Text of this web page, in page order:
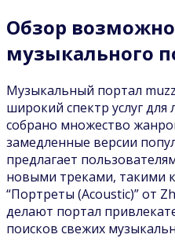
Обзор
музыкального
Музыкальный портал
широкий спектр услуг
собрано множество
замедленные версии
предлагает
новыми треками, такими
“Портреты (Acoustic)” от
делают портал
поисков свежих